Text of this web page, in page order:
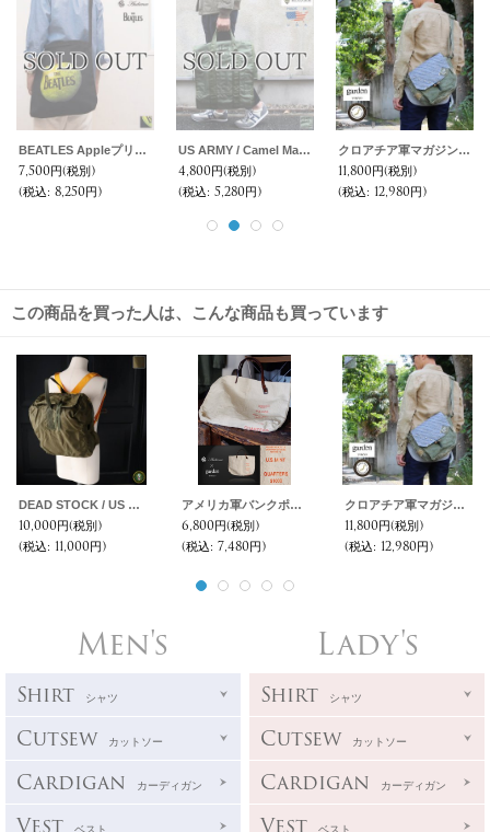
BEATLES Appleプリントロゴ刺繍2WAY トートバッグ/ Audience
7,500円(税別)
(税込: 8,250円)
US ARMY / Camel Manufacturing 2010年代製デッドストックテントリペアツールバッグ / デッドストック
4,800円(税別)
(税込: 5,280円)
クロアチア軍マガジンポーチリメイクショルダーバック【MADE IN JAPAN】 【送料無料】 / Audience × garden TOKYO
11,800円(税別)
(税込: 12,980円)
この商品を買った人は、こんな商品も買っています
DEAD STOCK / US Army Survival Kit Backpack （アメリカ軍 サバイバルバックパック ）
10,000円(税別)
(税込: 11,000円)
アメリカ軍バンクポーチハンドメイドリメイクワイドトートバッグ / Audience × garden
6,800円(税別)
(税込: 7,480円)
クロアチア軍マガジンポーチリメイクショルダーバック【MADE IN JAPAN】 【送料無料】 / Audience × garden TOKYO
11,800円(税別)
(税込: 12,980円)
Men's
Shirt シャツ
Cutsew カットソー
Cardigan カーディガン
ベスト
Lady's
Shirt シャツ
Cutsew カットソー
Cardigan カーディガン
ベスト